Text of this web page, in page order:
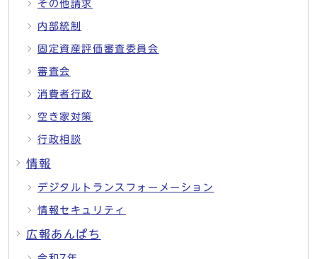
その他請求
内部統制
固定資産評価審査委員会
審査会
消費者行政
空き家対策
行政相談
情報
デジタルトランスフォーメーション
情報セキュリティ
広報あんぱち